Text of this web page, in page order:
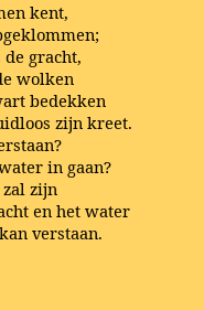
kent,
gracht,
wolken
bedekken
zijn kreet.
in gaan?
zijn
en het water
verstaan.